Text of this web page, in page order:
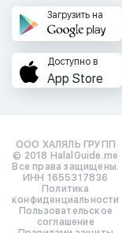
Загрузить на
Доступно в
App Store
ООО ХАЛЯЛЬ ГРУПП
© 2018 HalalGuide.me
Все права защищены.
ИНН 1655317836
Политика
конфиденциальности
Пользовательское
соглашение